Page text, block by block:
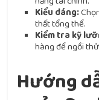
Kiểu dáng:
thất tổng thể.
Kiểm tra kỹ
hàng để ngồi
Hướng